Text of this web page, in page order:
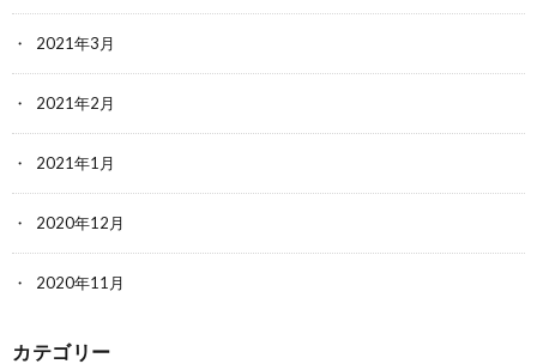
2021年3月
2021年2月
2021年1月
2020年12月
2020年11月
カテゴリー